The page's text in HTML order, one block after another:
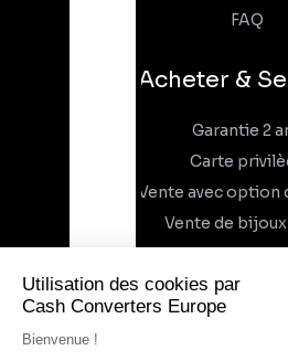
FAQ
Acheter &
Garantie 2
Carte
Vente avec option
Vente de
À propos